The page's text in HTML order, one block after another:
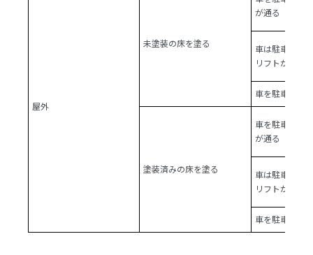
屋外
未塗装の床を塗る
が通る
車は駐車しな
リフトが通る
車を駐車せず
塗装済みの床を塗る
車を駐車しフ
が通る
車は駐車しな
リフトが通る
車を駐車せず